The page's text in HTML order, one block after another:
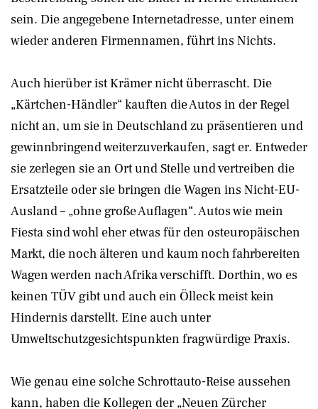
sein. Die angegebene Internetadresse, unter einem
wieder anderen Firmennamen, führt ins Nichts.
Auch hierüber ist Krämer nicht überrascht. Die
„Kärtchen-Händler“ kauften die Autos in der Regel
nicht an, um sie in Deutschland zu präsentieren und
gewinnbringend weiterzuverkaufen, sagt er. Entweder
sie zerlegen sie an Ort und Stelle und vertreiben die
Ersatzteile oder sie bringen die Wagen ins Nicht-EU-
Ausland – „ohne große Auflagen“. Autos wie mein
Fiesta sind wohl eher etwas für den osteuropäischen
Markt, die noch älteren und kaum noch fahrbereiten
Wagen werden nach Afrika verschifft. Dorthin, wo es
keinen TÜV gibt und auch ein Ölleck meist kein
Hindernis darstellt. Eine auch unter
Umweltschutzgesichtspunkten fragwürdige Praxis.
Wie genau eine solche Schrottauto-Reise aussehen
kann, haben die Kollegen der „Neuen Zürcher